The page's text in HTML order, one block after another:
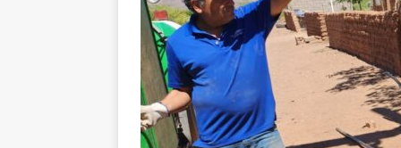
[ 7 de agosto de 2026 ]
GRANDES